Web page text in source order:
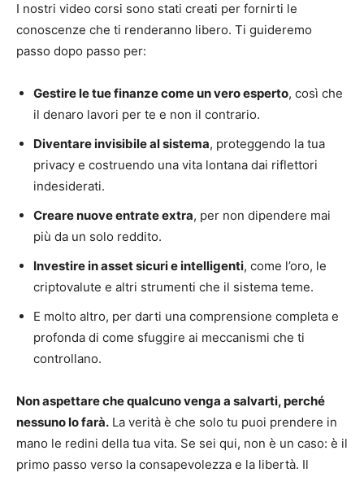
I nostri video corsi sono stati creati per fornirti le
conoscenze che ti renderanno libero. Ti guideremo
passo dopo passo per:
Gestire le tue finanze come un vero esperto, così che
il denaro lavori per te e non il contrario.
Diventare invisibile al sistema, proteggendo la tua
privacy e costruendo una vita lontana dai riflettori
indesiderati.
Creare nuove entrate extra, per non dipendere mai
più da un solo reddito.
Investire in asset sicuri e intelligenti, come l’oro, le
criptovalute e altri strumenti che il sistema teme.
E molto altro, per darti una comprensione completa e
profonda di come sfuggire ai meccanismi che ti
controllano.
Non aspettare che qualcuno venga a salvarti, perché
nessuno lo farà. La verità è che solo tu puoi prendere in
mano le redini della tua vita. Se sei qui, non è un caso: è il
primo passo verso la consapevolezza e la libertà. Il